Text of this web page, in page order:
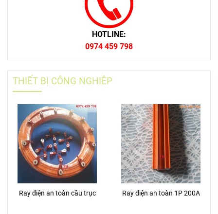
HOTLINE:
0974 459 798
THIẾT BỊ CÔNG NGHIÊP
Ray điện an toàn cầu trục Ray điện an toàn 1P 200A